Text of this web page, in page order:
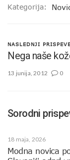
Kategorija:
NASLEDNJI
Nega naše
13 junija, 2012 0
Sorodni
18 maja, 2026
Modna novica